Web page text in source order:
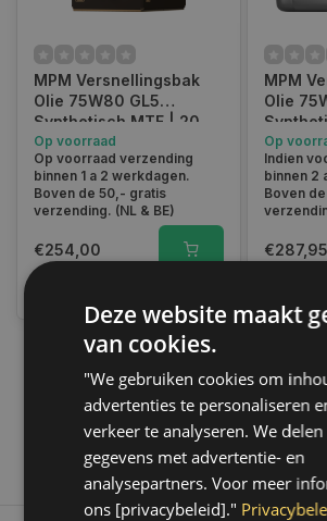
MPM Versnellingsbak
Olie 75W80 GL5
Synthetisch MTF | 20
Liter | Bag in Box |
18B20MTF
Op voorraad
Op voorraad verzending
binnen 1 a 2 werkdagen.
Boven de 50,- gratis
verzending. (NL & BE)
€254,00
MPM
Olie
Liter |
Op
Indien
binnen 2
Boven
€287,95
1
Deze website maakt
van cookies.
"We gebruiken cookies om
advertenties te personaliseren
verkeer te analyseren. We
gegevens met advertentie- en
analysepartners. Voor meer
ons [privacybeleid]."